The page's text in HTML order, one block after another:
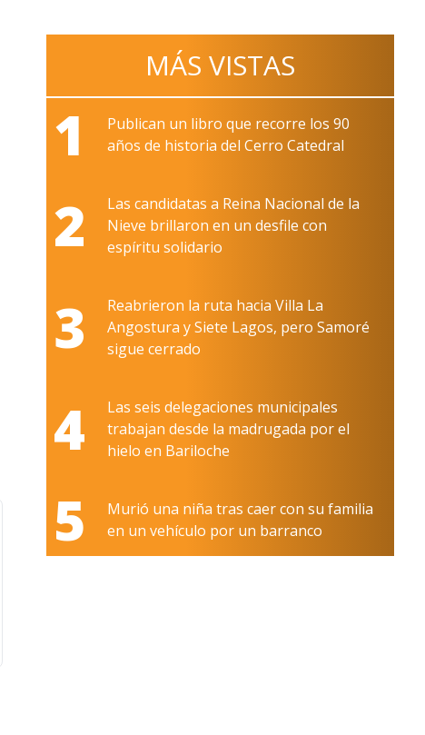
MÁS VISTAS
1
Publican un libro que recorre los 90
años de historia del Cerro Catedral
2
Las candidatas a Reina Nacional de la
Nieve brillaron en un desfile con
espíritu solidario
3
Reabrieron la ruta hacia Villa La
Angostura y Siete Lagos, pero Samoré
sigue cerrado
4
Las seis delegaciones municipales
trabajan desde la madrugada por el
hielo en Bariloche
5
Murió una niña tras caer con su familia
en un vehículo por un barranco